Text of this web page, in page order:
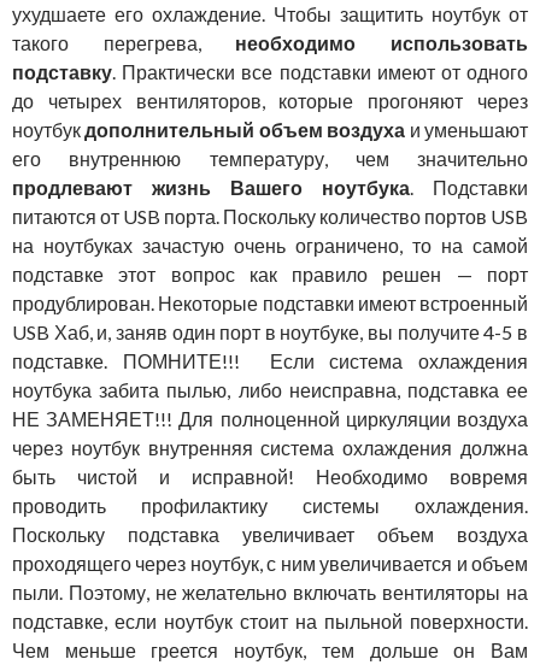
ухудшаете его охлаждение. Чтобы защитить ноутбук от
такого перегрева, необходимо использовать
подставку . Практически все подставки имеют от одного
до четырех вентиляторов, которые прогоняют через
ноутбук дополнительный объем воздуха и уменьшают
его внутреннюю температуру, чем значительно
продлевают жизнь Вашего ноутбука . Подставки
питаются от USB порта. Поскольку количество портов USB
на ноутбуках зачастую очень ограничено, то на самой
подставке этот вопрос как правило решен — порт
продублирован. Некоторые подставки имеют встроенный
USB Хаб, и, заняв один порт в ноутбуке, вы получите 4-5 в
подставке. ПОМНИТЕ!!! Если система охлаждения
ноутбука забита пылью, либо неисправна, подставка ее
НЕ ЗАМЕНЯЕТ!!! Для полноценной циркуляции воздуха
через ноутбук внутренняя система охлаждения должна
быть чистой и исправной! Необходимо вовремя
проводить профилактику системы охлаждения.
Поскольку подставка увеличивает объем воздуха
проходящего через ноутбук, с ним увеличивается и объем
пыли. Поэтому, не желательно включать вентиляторы на
подставке, если ноутбук стоит на пыльной поверхности.
Чем меньше греется ноутбук, тем дольше он Вам